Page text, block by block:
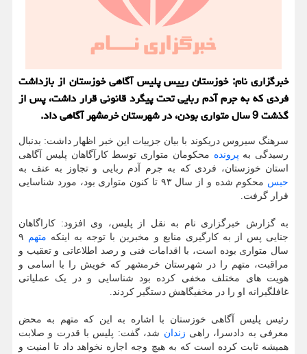
خبرگزاری نام: خوزستان رییس پلیس آگاهی خوزستان از بازداشت
فردی که به جرم آدم ربایی تحت پیگرد قانونی قرار داشت، پس از
گذشت 9 سال متواری بودن، در شهرستان خرمشهر آگاهی داد.
سرهنگ سیروس دریکوند با بیان جزییات این خبر اظهار داشت: بدنبال
رسیدگی به پرونده محکومان متواری توسط کارآگاهان پلیس آگاهی
استان خوزستان، فردی که به جرم آدم ربایی و تجاوز به عنف به
حبس
محکوم شده و از سال ۹۳ تا کنون متواری بود، مورد شناسایی
قرار گرفت.
به گزارش خبرگزاری نام به نقل از پلیس، وی افزود: کاراگاهان
جنایی پس از به کارگیری منابع و مخبرین با توجه به اینکه متهم ۹
سال متواری بوده است، با اقدامات فنی و رصد اطلاعاتی و تعقیب و
مراقبت، متهم را در شهرستان خرمشهر که خویش را با اسامی و
هویت های مختلف مخفی کرده بود شناسایی و در یک عملیاتی
غافلگیرانه او را در مخفیگاهش دستگیر کردند.
رئیس پلیس آگاهی خوزستان با اشاره به این که متهم به محض
معرفی به دادسرا، راهی زندان شد، گفت: پلیس با قدرت و صلابت
همیشه ثابت کرده است که به هیچ وجه اجازه نخواهد داد تا امنیت و